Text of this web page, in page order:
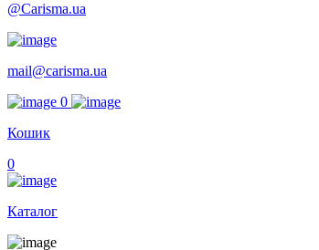
@Carisma.ua
mail@carisma.ua
0
Кошик
0
Каталог